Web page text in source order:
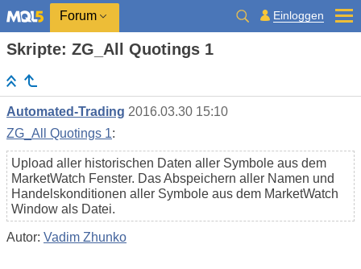
Forum Einloggen
Skripte: ZG_All Quotings 1
Automated-Trading 2016.03.30 15:10
ZG_All Quotings 1:
Upload aller historischen Daten aller Symbole aus dem
MarketWatch Fenster. Das Abspeichern aller Namen und
Handelskonditionen aller Symbole aus dem MarketWatch
Window als Datei.
Autor: Vadim Zhunko